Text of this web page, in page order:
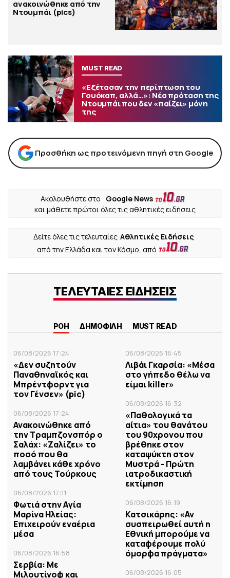
ανακοινώθηκε από την
Ντουμπάι (pics)
MUST READ
«Εξέτασαν την περίπτωση του
Γουόκαπ, αλλά…»: Νέα πρόταση της
Ντουμπάι που δεν «παίζει» μόνη
της
Προσθήκη ως προτεινόμενη πηγή στη Google
Ακολουθήστε στο
Google News
και μάθετε πρώτοι όλες τις αθλητικές ειδήσεις
Δείτε όλες τις τελευταίες Αθλητικές Ειδήσεις
από την Ελλάδα και τον Κόσμο, από
ΤΕΛΕΥΤΑΙΕΣ ΕΙΔΗΣΕΙΣ
ΡΟΗ ΔΗΜΟΦΙΛΗ MUST READ
06/08/2026 17:24
«Δεν συζητούν
Παναθηναϊκός και
Μπρέντφορντ για
τον Γένσεν» (pic)
06/08/2026 17:24
Ανακοινώθηκε από
την Τραμπζονσπόρ ο
Σαλάχ: «Ζαλίζει» το
ποσό που θα
λαμβάνει κάθε χρόνο
από τους Τούρκους
06/08/2026 17:11
Φωτιά στην Aγία
Μαρίνα Ηλείας:
Επιχειρούν εναέρια
μέσα
06/08/2026 16:58
Σερβία: Με
Μιλουτίνοφ και
06/08/2026 16:45
Λιβάι Γκαρσία: «Μέσα
στο γήπεδο θέλω να
είμαι killer»
06/08/2026 16:32
«Παθολογικά τα
αίτια» του θανάτου
του 90χρονου που
βρέθηκε στον
καταψύκτη στον
Μυστρά - Πρώτη
ιατροδικαστική
εκτίμηση
06/08/2026 16:19
Κατσικάρης: «Αν
συσπειρωθεί αυτή η
Εθνική μπορούμε να
καταφέρουμε πολύ
όμορφα πράγματα»
06/08/2026 16:05